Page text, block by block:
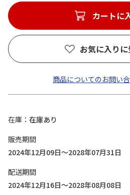
カートに
お気に入り
商品についてのお問い
在庫
在庫あり
販売期間
2024年12月09日～2028年07月31日
配送期間
2024年12月16日～2028年08月08日